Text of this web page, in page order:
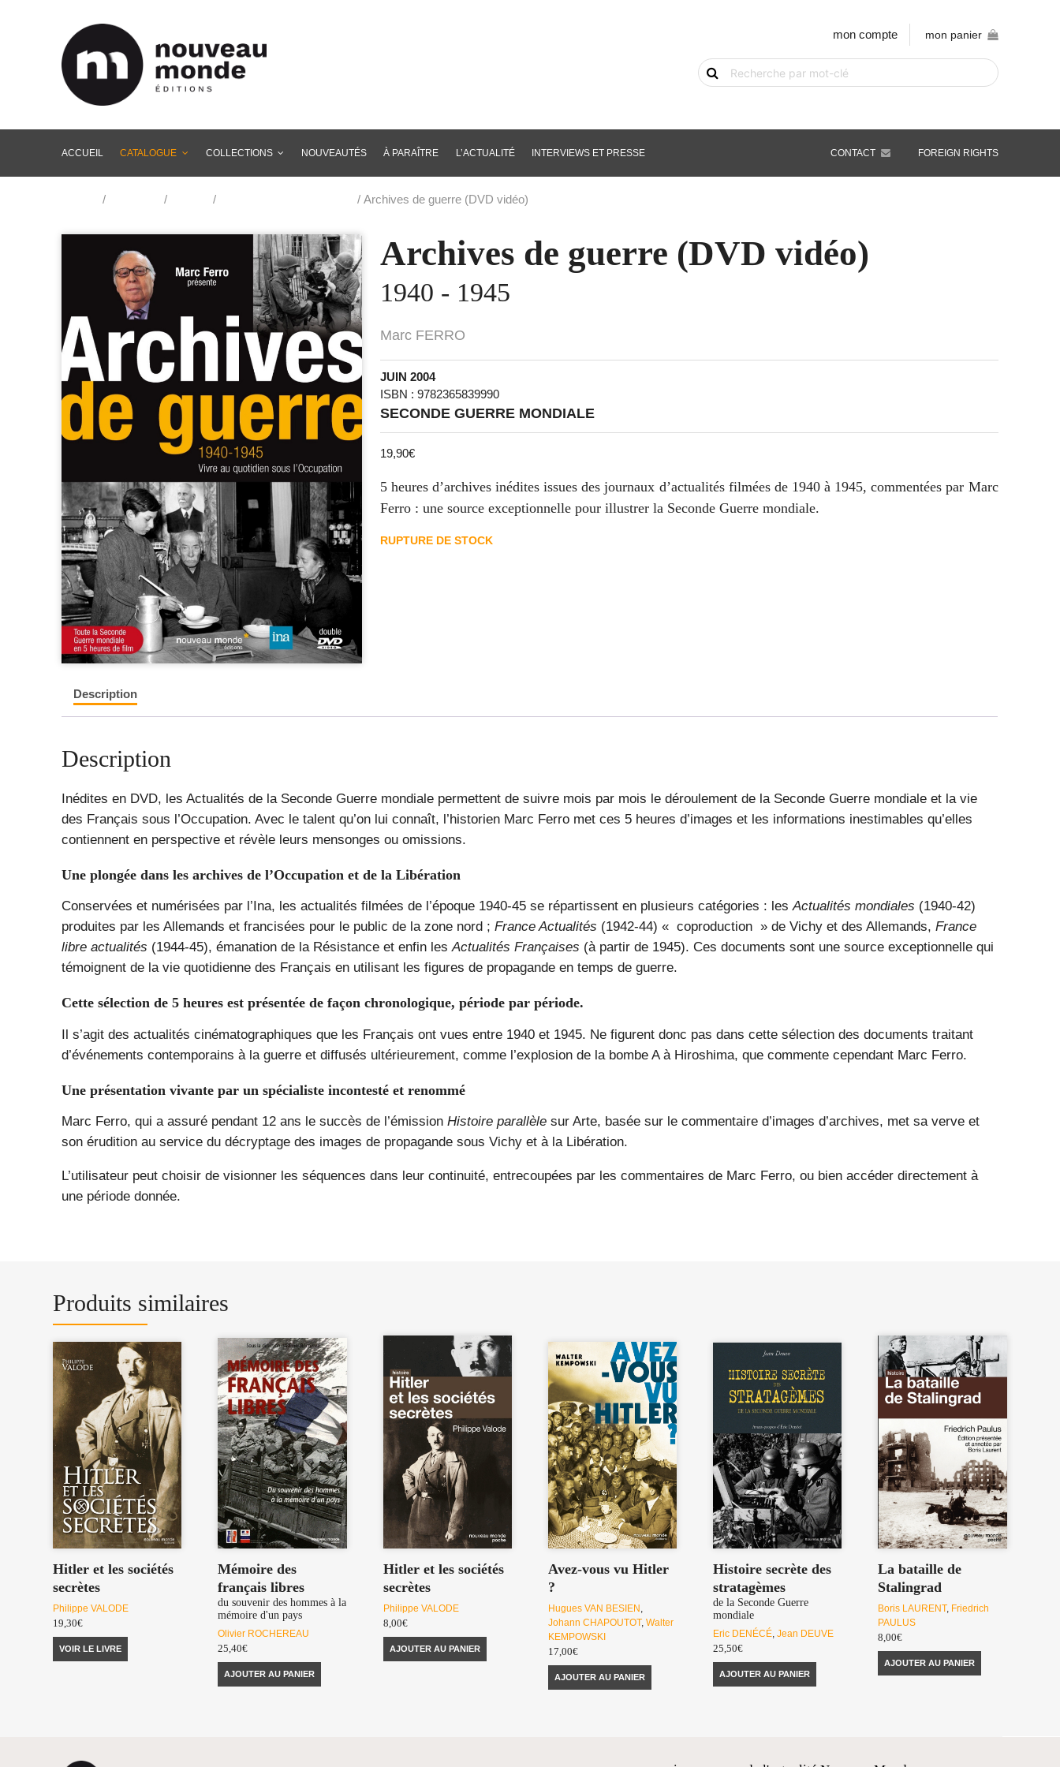
mon compte mon panier
Recherche
de
ACCUEIL
CATALOGUE COLLECTIONS NOUVEAUTÉS À PARAÎTRE L’ACTUALITÉ INTERVIEWS ET PRESSE FOREIGN RIGHTS
CONTACT
/ / / / Archives de guerre (DVD vidéo)
Archives de guerre (DVD vidéo)
1940 - 1945
Marc FERRO
JUIN 2004
ISBN : 9782365839990
SECONDE GUERRE MONDIALE
19,90€
5 heures d’archives inédites issues des journaux d’actualités filmées de 1940 à 1945, commentées par Marc
Ferro : une source exceptionnelle pour illustrer la Seconde Guerre mondiale.
RUPTURE DE STOCK
Description
Description
Inédites en DVD, les Actualités de la Seconde Guerre mondiale permettent de suivre mois par mois le déroulement de la Seconde Guerre mondiale et la vie
des Français sous l’Occupation. Avec le talent qu’on lui connaît, l’historien Marc Ferro met ces 5 heures d’images et les informations inestimables qu’elles
contiennent en perspective et révèle leurs mensonges ou omissions.
Une plongée dans les archives de l’Occupation et de la Libération
Conservées et numérisées par l’Ina, les actualités filmées de l’époque 1940-45 se répartissent en plusieurs catégories : lesActualités mondiales (1940-42)
produites par les Allemands et francisées pour le public de la zone nord ;France Actualités (1942-44) « coproduction » de Vichy et des Allemands,France
libre actualités (1944-45), émanation de la Résistance et enfin lesActualités Françaises (à partir de 1945). Ces documents sont une source exceptionnelle qui
témoignent de la vie quotidienne des Français en utilisant les figures de propagande en temps de guerre.
Cette sélection de 5 heures est présentée de façon chronologique, période par période.
Il s’agit des actualités cinématographiques que les Français ont vues entre 1940 et 1945. Ne figurent donc pas dans cette sélection des documents traitant
d’événements contemporains à la guerre et diffusés ultérieurement, comme l’explosion de la bombe A à Hiroshima, que commente cependant Marc Ferro.
Une présentation vivante par un spécialiste incontesté et renommé
Marc Ferro, qui a assuré pendant 12 ans le succès de l’émissionHistoire parallèle sur Arte, basée sur le commentaire d’images d’archives, met sa verve et
son érudition au service du décryptage des images de propagande sous Vichy et à la Libération.
L’utilisateur peut choisir de visionner les séquences dans leur continuité, entrecoupées par les commentaires de Marc Ferro, ou bien accéder directement à
une période donnée.
Produits similaires
Hitler et les sociétés
secrètes
Philippe VALODE
19,30€
VOIR LE LIVRE
Mémoire des
français libres
du souvenir des hommes à la
mémoire d'un pays
Olivier ROCHEREAU
25,40€
AJOUTER AU PANIER
Hitler et les sociétés
secrètes
Philippe VALODE
8,00€
AJOUTER AU PANIER
Avez-vous vu Hitler
?
Hugues VAN BESIEN ,
Johann CHAPOUTOT, Walter
KEMPOWSKI
17,00€
AJOUTER AU PANIER
Histoire secrète des
stratagèmes
de la Seconde Guerre
mondiale
Eric DENÉCÉ,Jean DEUVE
25,50€
AJOUTER AU PANIER
La bataille de
Stalingrad
Boris LAURENT, Friedrich
PAULUS
8,00€
AJOUTER AU PANIER